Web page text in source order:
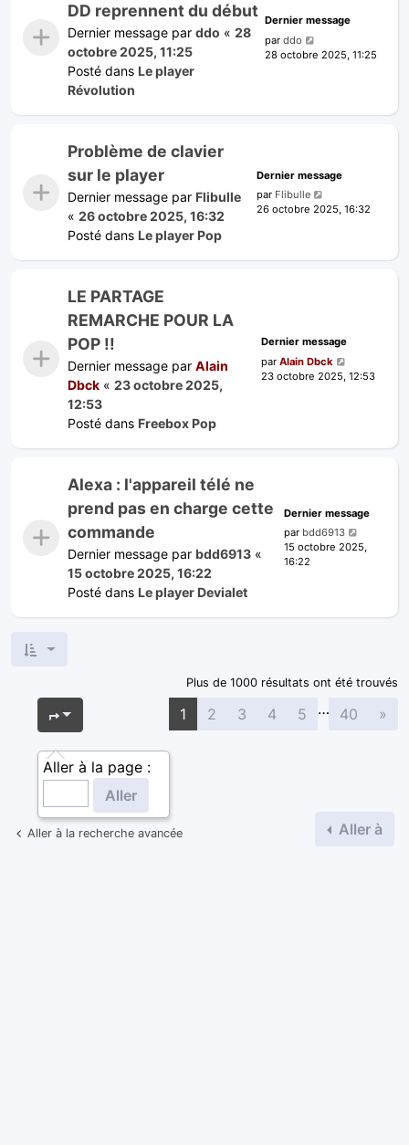
DD reprennent du début
Dernier message par ddo « 28
octobre 2025, 11:25
Posté dans Le player
Révolution
Dernier message
par ddo
28 octobre 2025, 11:25
Problème de clavier
sur le player
Dernier message par Flibulle
« 26 octobre 2025, 16:32
Posté dans Le player Pop
Dernier message
par Flibulle
26 octobre 2025, 16:32
LE PARTAGE
REMARCHE POUR LA
POP !!
Dernier message par Alain
Dbck « 23 octobre 2025,
12:53
Posté dans Freebox Pop
Dernier message
par Alain Dbck
23 octobre 2025, 12:53
Alexa : l'appareil télé ne
prend pas en charge cette
commande
Dernier message par bdd6913 «
15 octobre 2025, 16:22
Posté dans Le player Devialet
Dernier message
par bdd6913
15 octobre 2025,
16:22
Plus de 1000 résultats ont été trouvés
Page
Aller à la page :
1 2 3 4 5 … 40 »
Aller à la recherche avancée Aller à